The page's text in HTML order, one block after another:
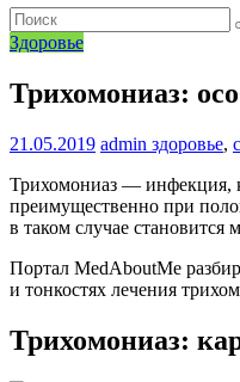
Здоровье
Трихомониаз:
21.05.2019 admin здоровье,
Трихомониаз — инфекция,
преимущественно при
в таком случае становится
Портал MedAboutMe
и тонкостях лечения
Трихомониаз: